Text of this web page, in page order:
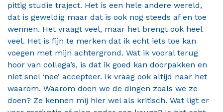
pittig studie traject. Het is een hele andere wereld,
dat is geweldig maar dat is ook nog steeds af en toe
wennen. Het vraagt veel, maar het brengt ook heel
veel. Het is fijn te merken dat ik echt iets toe kan
voegen met mijn achtergrond. Wat ik vooral terug
hoor van collega’s, is dat ik goed kan doorpakken en
niet snel ‘nee’ accepteer. Ik vraag ook altijd naar het
waarom. Waarom doen we de dingen zoals we ze
doen? Ze kennen mij hier wel als kritisch. Wat ligt er